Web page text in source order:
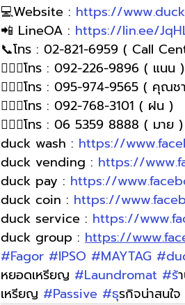
💻Website : https://
📲 LineOA : https://lin.ee/
📞โทร : 02-821-6959 ( Call
🙋🏻‍♀️โทร : 092-226-9896 ( แนน )
🙋🏻‍♀โทร : 095-974-9565 ( คุณช
🙋🏻‍♀โทร : 092-768-3101 ( ฝน )
🙋🏻‍♀️โทร : 06 5359 8888 ( มาย )
duck wash : https://
duck vending : https://
duck pay : https://
duck coin : https://
duck service : https://
duck group : https://
#Fagor #IPSO #MAYTAG
หยอดเหรียญ #Laundromat #ร
เหรียญ #Passive #ธุรกิจน่าสนใจ